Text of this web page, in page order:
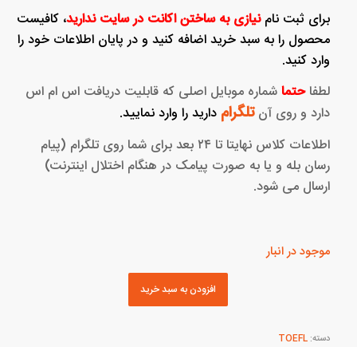
برای ثبت نامنیازی به ساختن اکانت در سایت ندارید، کافیست
محصول را به سبد خرید اضافه کنید و در پایان اطلاعات خود را
وارد کنید.
لطفاحتماشماره موبایل اصلی که قابلیت دریافت اس ام اس
دارد و روی آنتلگرام دارید را وارد نمایید.
اطلاعات کلاس نهایتا تا ۲۴ بعد برای شما روی تلگرام (پیام
رسان بله و یا به صورت پیامک در هنگام اختلال اینترنت)
ارسال می شود.
موجود در انبار
افزودن به سبد خرید
دسته: TOEFL